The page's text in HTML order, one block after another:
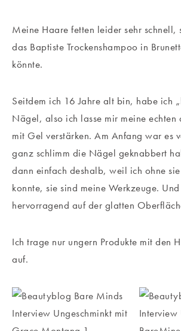
Meine Haare fetten leider sehr schnell,
das Baptiste Trockenshampoo in
könnte.
Seitdem ich 16 Jahre alt bin, habe ich
Nägel, also ich lasse mir meine echten
mit Gel verstärken. Am Anfang war es
ganz schlimm die Nägel geknabbert
dann einfach deshalb, weil ich ohne
konnte, sie sind meine Werkzeuge.
hervorragend auf der glatten
Ich trage nur ungern Produkte mit den
auf.